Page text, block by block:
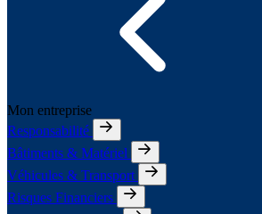
Mon entreprise
Responsabilité
Bâtiments & Matériel
Véhicules & Transport
Risques Financiers